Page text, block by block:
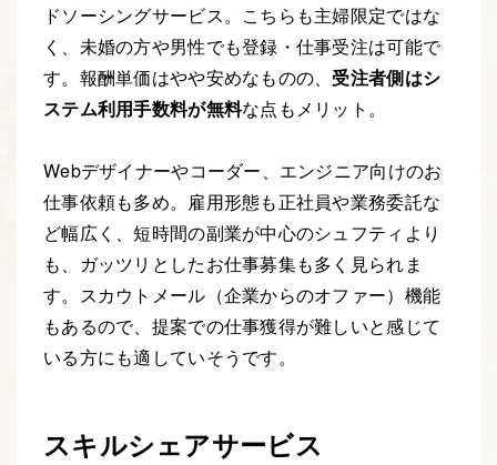
ドソーシングサービス。こちらも主婦限定ではな
く、未婚の方や男性でも登録・仕事受注は可能で
す。報酬単価はやや安めなものの、 受注者側はシ
ステム利用手数料が無料な点もメリット。
Webデザイナーやコーダー、エンジニア向けのお
仕事依頼も多め。雇用形態も正社員や業務委託な
ど幅広く、短時間の副業が中心のシュフティより
も、ガッツリとしたお仕事募集も多く見られま
す。スカウトメール（企業からのオファー）機能
もあるので、提案での仕事獲得が難しいと感じて
いる方にも適していそうです。
スキルシェアサービス